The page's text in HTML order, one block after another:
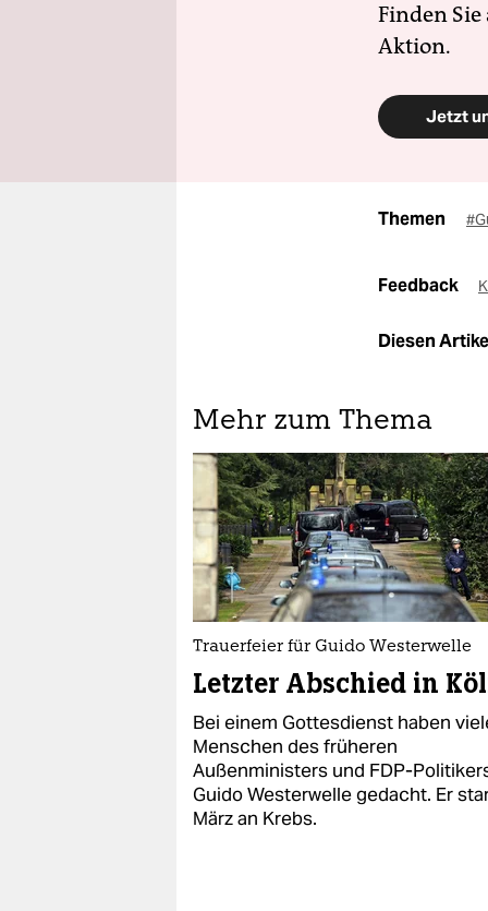
Finden
Aktion.
Jetzt
Themen
Feedback
Diesen
Mehr zum Thema
Trauerfeier für Guido Westerwelle
Letzter Abschied in
Bei einem Gottesdienst haben
Menschen des früheren
Außenministers und FDP-
Guido Westerwelle gedacht. Er
März an Krebs.